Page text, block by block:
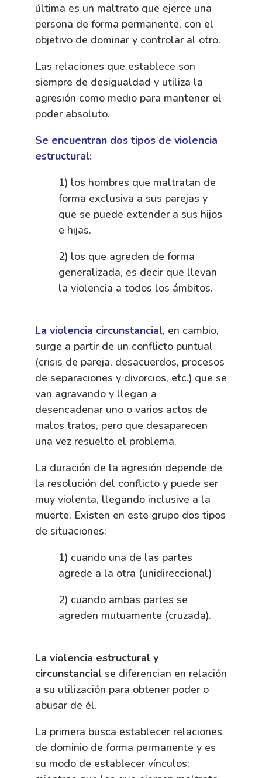
última es un maltrato que ejerce una
persona de forma permanente, con el
objetivo de dominar y controlar al otro.
Las relaciones que establece son
siempre de desigualdad y utiliza la
agresión como medio para mantener el
poder absoluto.
Se encuentran dos tipos de violencia
estructural:
1) los hombres que maltratan de
forma exclusiva a sus parejas y
que se puede extender a sus hijos
e hijas.
2) los que agreden de forma
generalizada, es decir que llevan
la violencia a todos los ámbitos.
La violencia circunstancial, en cambio,
surge a partir de un conflicto puntual
(crisis de pareja, desacuerdos, procesos
de separaciones y divorcios, etc.) que se
van agravando y llegan a
desencadenar uno o varios actos de
malos tratos, pero que desaparecen
una vez resuelto el problema.
La duración de la agresión depende de
la resolución del conflicto y puede ser
muy violenta, llegando inclusive a la
muerte. Existen en este grupo dos tipos
de situaciones:
1) cuando una de las partes
agrede a la otra (unidireccional)
2) cuando ambas partes se
agreden mutuamente (cruzada).
La violencia estructural y
circunstancialse diferencian en relación
a su utilización para obtener poder o
abusar de él.
La primera busca establecer relaciones
de dominio de forma permanente y es
su modo de establecer vínculos;